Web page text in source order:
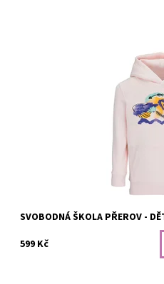
375/SV/3
SVOBODNÁ ŠKOLA PŘEROV -
599 Kč